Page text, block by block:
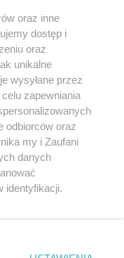
być powielany i
w jakikolwiek sposób (w
polu
umieszczaniem w
Jakiekolwiek użycie lub
z naruszeniem prawa,
kary i może być
oraz inne
dostęp i
oraz
unikalne
wysyłane przez
zapewniania
odbiorców oraz
my i Zaufani
danych
identyfikacji.
prywatności